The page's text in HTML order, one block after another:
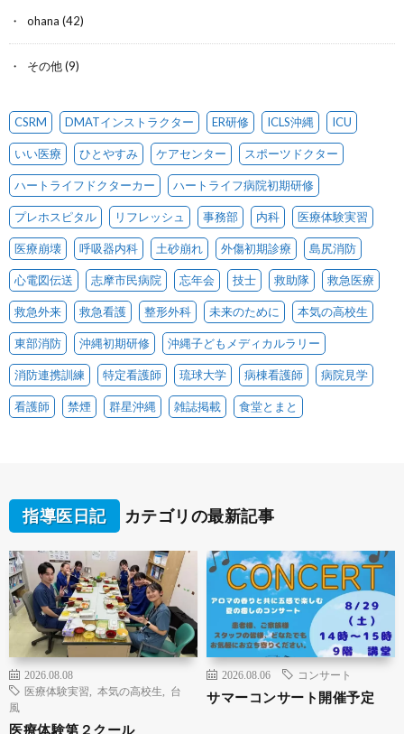
ohana (42)
その他(9)
CSRM DMATインストラクター ER研修 ICLS沖縄 ICU
いい医療 ひとやすみ ケアセンター スポーツドクター
ハートライフドクターカー ハートライフ病院初期研修
プレホスピタル リフレッシュ 事務部 内科 医療体験実習
医療崩壊 呼吸器内科 土砂崩れ 外傷初期診療 島尻消防
心電図伝送 志摩市民病院 忘年会 技士 救助隊 救急医療
救急外来 救急看護 整形外科 未来のために 本気の高校生
東部消防 沖縄初期研修 沖縄子どもメディカルラリー
消防連携訓練 特定看護師 琉球大学 病棟看護師 病院見学
看護師 禁煙 群星沖縄 雑誌掲載 食堂とまと
指導医日記 カテゴリの最新記事
2026.08.08
医療体験実習
本気の高校生
台
風
医療体験第２クール
2026.08.06 コンサート
サマーコンサート開催予定